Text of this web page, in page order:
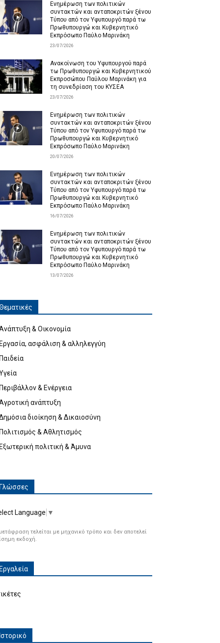
Ενημέρωση των πολιτικών
συντακτών και ανταποκριτών ξένου
Τύπου από τον Υφυπουργό παρά τω
Πρωθυπουργώ και Κυβερνητικό
Εκπρόσωπο Παύλο Μαρινάκη
23/07/2026
Ανακοίνωση του Υφυπουργού παρά
τω Πρωθυπουργώ και Κυβερνητικού
Εκπροσώπου Παύλου Μαρινάκη για
τη συνεδρίαση του ΚΥΣΕΑ
23/07/2026
Ενημέρωση των πολιτικών
συντακτών και ανταποκριτών ξένου
Τύπου από τον Υφυπουργό παρά τω
Πρωθυπουργώ και Κυβερνητικό
Εκπρόσωπο Παύλο Μαρινάκη
20/07/2026
Ενημέρωση των πολιτικών
συντακτών και ανταποκριτών ξένου
Τύπου από τον Υφυπουργό παρά τω
Πρωθυπουργώ και Κυβερνητικό
Εκπρόσωπο Παύλο Μαρινάκη
16/07/2026
Ενημέρωση των πολιτικών
συντακτών και ανταποκριτών ξένου
Τύπου από τον Υφυπουργό παρά τω
Πρωθυπουργώ και Κυβερνητικό
Εκπρόσωπο Παύλο Μαρινάκη
13/07/2026
& Οικονομία
Εργασία, ασφάλιση & αλληλεγγύη
Παιδεία
Περιβάλλον & Ενέργεια
ανάπτυξη
διοίκηση & Δικαιοσύνη
Πολιτισμός & Αθλητισμός
Εξωτερική πολιτική & Άμυνα
Γλώσσες
Language ▼
τελείται με μηχανικό τρόπο και δεν αποτελεί
εκδοχή.
Εργαλεία
Ιστορικό